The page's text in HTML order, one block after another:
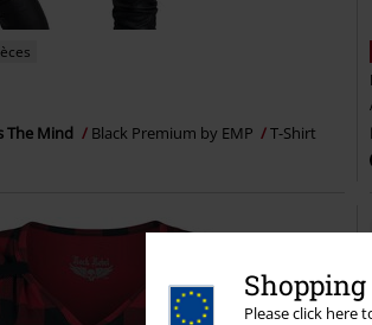
Please click here
The Mind Black Premium by EMP
T-Shirt